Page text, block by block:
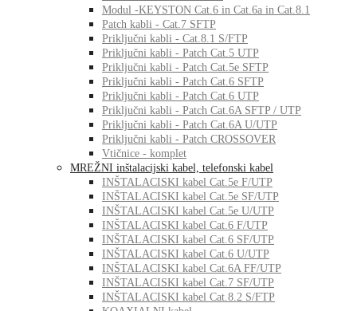
Modul -KEYSTON Cat.6 in Cat.6a in Cat.8.1
Patch kabli - Cat.7 SFTP
Priključni kabli - Cat.8.1 S/FTP
Priključni kabli - Patch Cat.5 UTP
Priključni kabli - Patch Cat.5e SFTP
Priključni kabli - Patch Cat.6 SFTP
Priključni kabli - Patch Cat.6 UTP
Priključni kabli - Patch Cat.6A SFTP / UTP
Priključni kabli - Patch Cat.6A U/UTP
Priključni kabli - Patch CROSSOVER
Vtičnice - komplet
MREŽNI inštalacijski kabel, telefonski kabel
INŠTALACISKI kabel Cat.5e F/UTP
INŠTALACISKI kabel Cat.5e SF/UTP
INŠTALACISKI kabel Cat.5e U/UTP
INŠTALACISKI kabel Cat.6 F/UTP
INŠTALACISKI kabel Cat.6 SF/UTP
INŠTALACISKI kabel Cat.6 U/UTP
INŠTALACISKI kabel Cat.6A FF/UTP
INŠTALACISKI kabel Cat.7 SF/UTP
INŠTALACISKI kabel Cat.8.2 S/FTP